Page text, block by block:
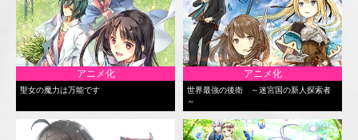
アニメ化
聖女の魔力は万能です
アニメ化
世界最強の後衛 ～迷宮国の新人探索者
～